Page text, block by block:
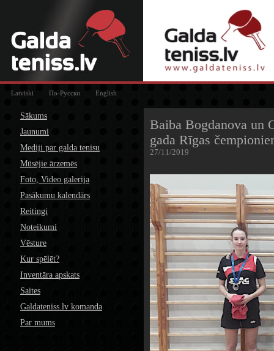
Latviski По-Русски English
Sākums
Jaunumi
Mediji par galda tenisu
Mūsējie ārzemēs
Foto, Video galerija
Pasākumu kalendārs
Reitingi
Noteikumi
Vēsture
Kur spēlēt?
Inventāra apskats
Saites
Galdateniss.lv komanda
Par mums
Baiba Bogdanova un
gada Rīgas
27/11/2019